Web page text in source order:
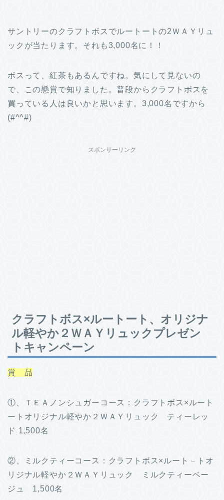
サントリーのクラフトボスでルートートの2ＷＡＹリュ
ックが当たります。それも3,000名に！！
ボスって、紅茶もあるんですね。気にして見ないの
で、この懸賞で知りました。普段からクラフトボスを
買っている人は良いかと思います。3,000名ですから
(#^^#)
スポンサーリンク
クラフトボス×ルートート、オリジナ
ル軽やか２ＷＡＹリュックプレゼン
トキャンペーン
賞 品
①、ＴＥＡノンシュガーコース：クラフトボス×ルート
ートオリジナル軽やか２ＷＡＹリュック ティーレッ
ド 1,500名
②、ミルクティーコース：クラフトボス×ルート－トオ
リジナル軽やか２ＷＡＹリュック ミルクティーベー
ジュ 1,500名